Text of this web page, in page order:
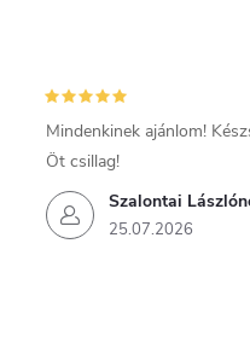
Szalontai
25.07.2026
Mindenkinek ajánlom!
Öt csillag!